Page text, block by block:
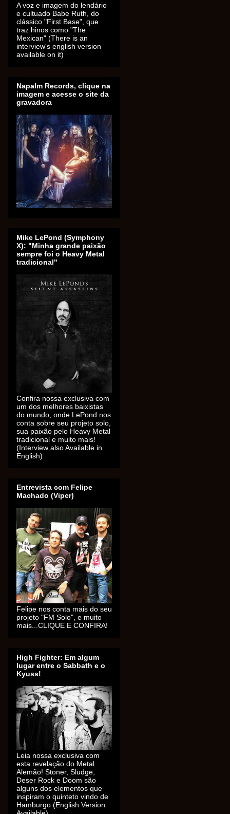
A voz e imagem do lendário
e cultuado Babe Ruth, do
clássico "First Base", que
traz hinos como "The
Mexican" (There is an
interview's english version
available on it)
Napalm Records, clique na
imagem e acesse o site da
gravadora
Mike LePond (Symphony
X): "Minha grande paixão
sempre foi o Heavy Metal
tradicional"
Confira nossa exclusiva com
um dos melhores baixistas
do mundo, onde LePond nos
conta sobre seu projeto solo,
sua paixão pelo Heavy Metal
tradicional e muito mais!
(Interview also Available in
English)
Entrevista com Felipe
Machado (Viper)
Felipe nos conta mais do seu
projeto "FM Solo", e muito
mais...CLIQUE E CONFIRA!
High Fighter: Em algum
lugar entre o Sabbath e o
Kyuss!
Leia nossa exclusiva com
esta revelação do Metal
Alemão! Stoner, Sludge,
Deser Rock e Doom são
alguns dos elementos que
inspiram o quinteto vindo de
Hamburgo (English Version